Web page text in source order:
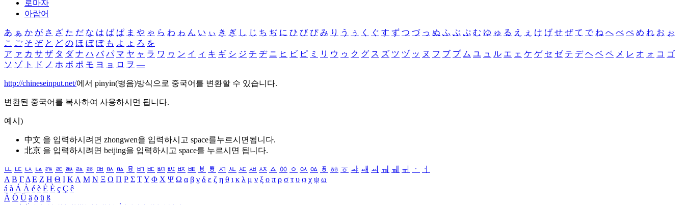
로마자
아랍어
あ ぁ か が さ ざ た だ な は ば ぱ ま や ゃ ら わ ゎ ん い ぃ き ぎ し じ ち ぢ に ひ び ぴ み り う ぅ く ぐ す ず つ づ っ ぬ ふ ぶ ぷ む ゆ ゅ る え ぇ け げ せ ぜ て で ね へ べ ぺ め れ お ぉ
こ ご そ ぞ と ど の ほ ぼ ぽ も よ ょ ろ を
ア ァ カ サ ザ タ ダ ナ ハ バ パ マ ヤ ャ ラ ワ ヮ ン イ ィ キ ギ シ ジ チ ヂ ニ ヒ ビ ピ ミ リ ウ ゥ ク グ ス ズ ツ ヅ ッ ヌ フ ブ プ ム ユ ュ ル エ ェ ケ ゲ セ ゼ テ デ ヘ ベ ペ メ レ オ ォ コ ゴ
ソ ゾ ト ド ノ ホ ボ ポ モ ヨ ョ ロ ヲ ―
http://chineseinput.net/에서 pinyin(병음)방식으로 중국어를 변환할 수 있습니다.
변환된 중국어를 복사하여 사용하시면 됩니다.
예시)
中文 을 입력하시려면 zhongwen을 입력하시고 space를누르시면됩니다.
北京 을 입력하시려면 beijing을 입력하시고 space를 누르시면 됩니다.
ㅥ ㅦ ㅧ ㅨ ㅩ ㅪ ㅫ ㅬ ㅭ ㅮ ㅯ ㅰ ㅱ ㅲ ㅳ ㅴ ㅵ ㅶ ㅷ ㅸ ㅹ ㅺ ㅻ ㅼ ㅽ ㅾ ㅿ ㆀ ㆁ ㆂ ㆃ ㆄ ㆅ ㆆ ㆇ ㆈ ㆉ ㆊ ㆋ ㆌ ㆍ
ㆎ
Α Β ΓΔ Ε Ζ Η Θ Ι ΚΛ Μ Ν Ξ Ο Π Ρ Σ ΤΥ Φ Χ Ψ Ω α β γ δ ε ζ η θ ι κ λ μ ν ξ ο π ρ σ τ υ φ χ ψ ω
á à Á À é è É È ç Ç ê
Ä Ö Ü ä ö ü ß